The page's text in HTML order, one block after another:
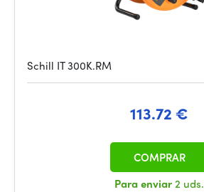
Schill IT 300K.RM
113.72 €
Para enviar2 uds.
COMPRAR